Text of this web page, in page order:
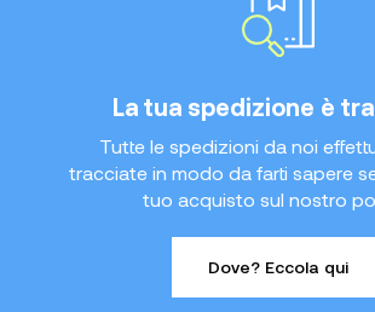
La tua spedizione è
Tutte le spedizioni da noi
tracciate in modo da farti sapere
tuo acquisto sul nostro
Dove? Eccola qui